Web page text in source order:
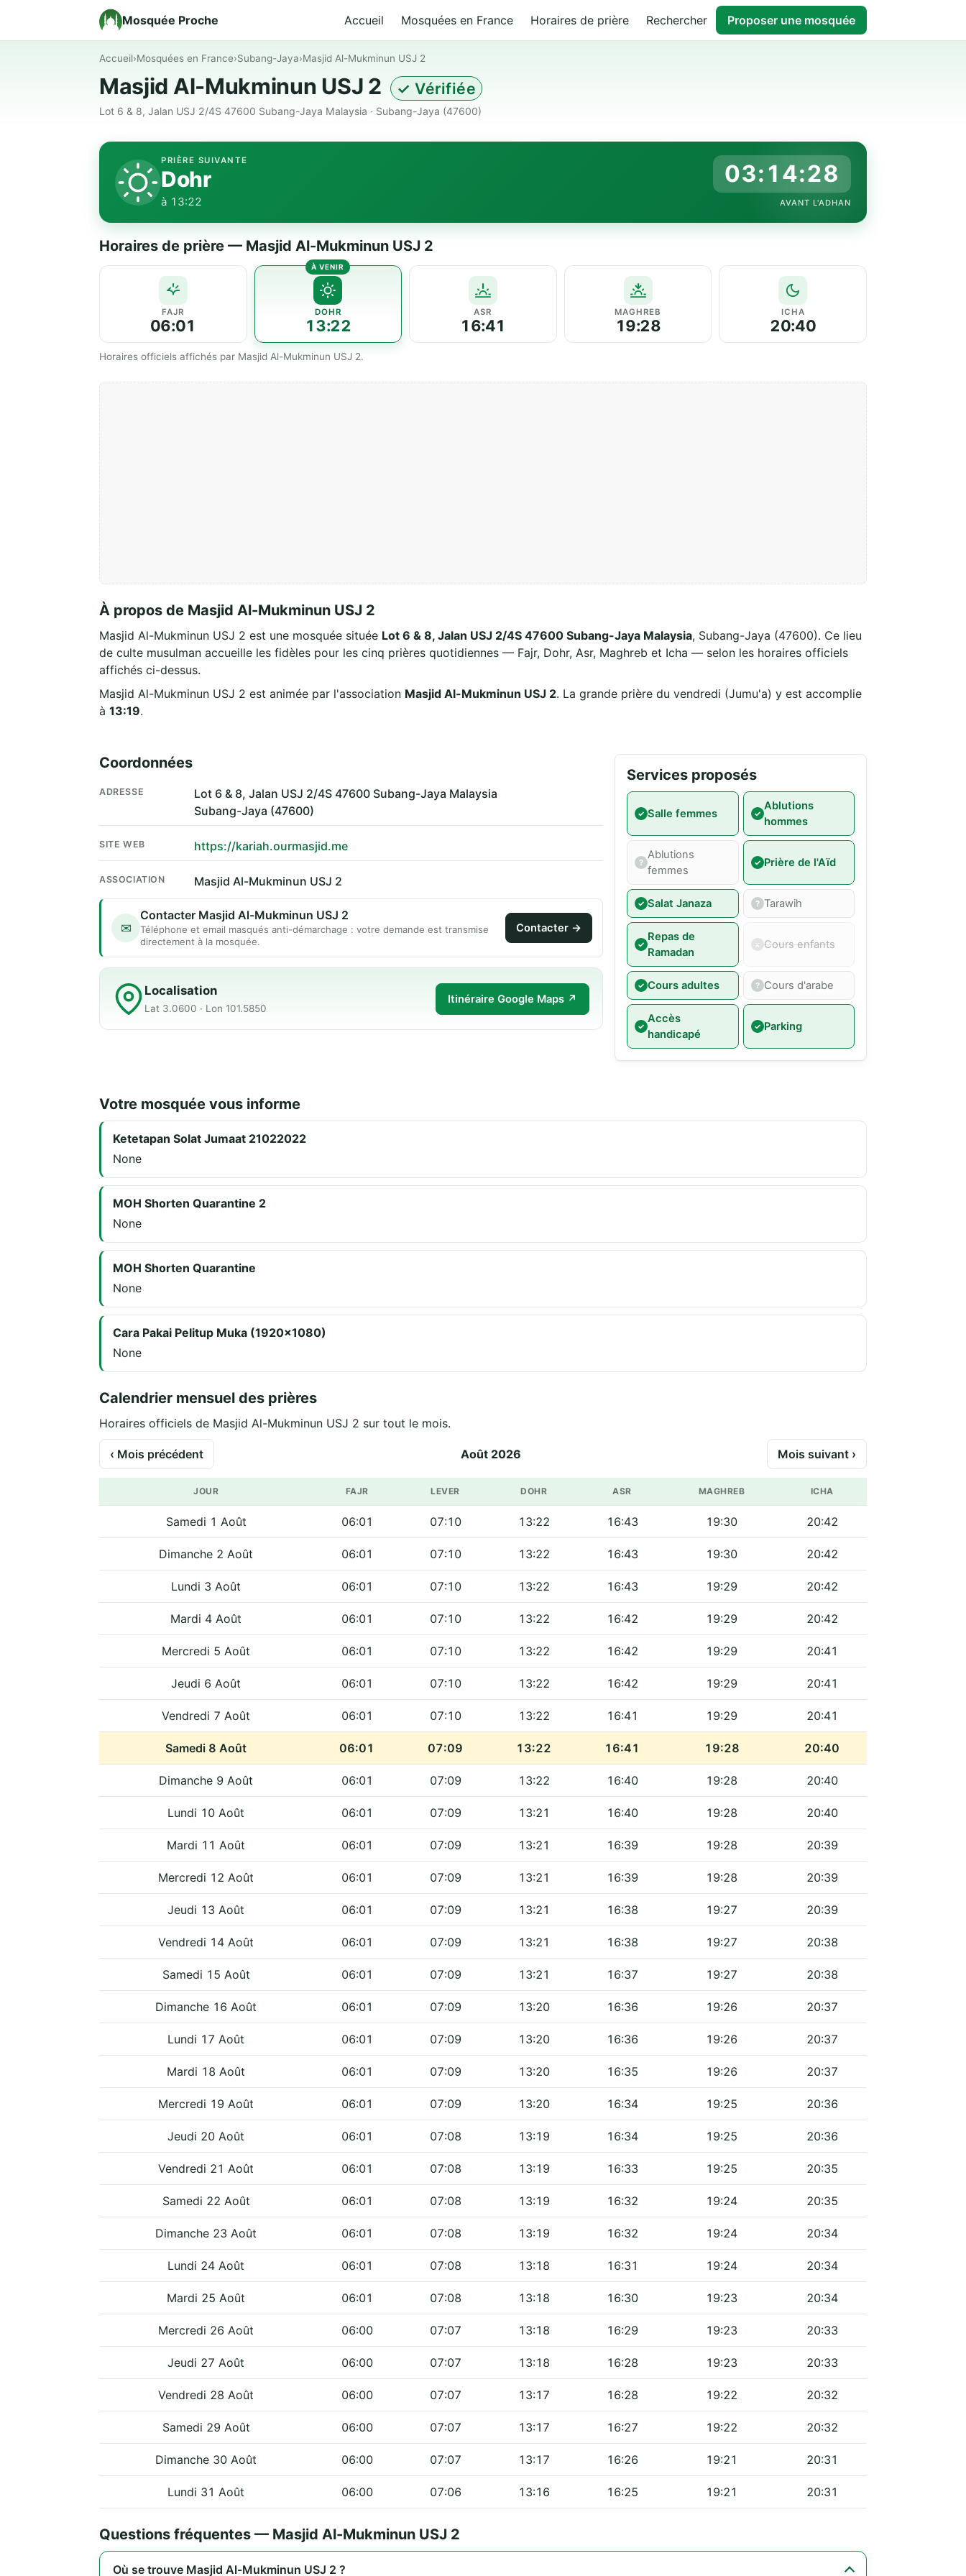
Mosquée Proche Accueil Mosquées en France Horaires de prière Rechercher Proposer une mosquée
Accueil›Mosquées en France›Subang-Jaya›Masjid Al-Mukminun USJ 2
Masjid Al-Mukminun USJ 2 ✓ Vérifiée
Lot 6 & 8, Jalan USJ 2/4S 47600 Subang-Jaya Malaysia · Subang-Jaya (47600)
PRIÈRE SUIVANTE
Dohr
à 13:22
03:14:27
AVANT L'ADHAN
Horaires de prière — Masjid Al-Mukminun USJ 2
FAJR
06:01
DOHR
13:22
ASR
16:41
MAGHREB
19:28
ICHA
20:40
Horaires officiels affichés par Masjid Al-Mukminun USJ 2.
À propos de Masjid Al-Mukminun USJ 2
Masjid Al-Mukminun USJ 2 est une mosquée située Lot 6 & 8, Jalan USJ 2/4S 47600 Subang-Jaya Malaysia, Subang-Jaya (47600). Ce lieu
de culte musulman accueille les fidèles pour les cinq prières quotidiennes — Fajr, Dohr, Asr, Maghreb et Icha — selon les horaires officiels
affichés ci-dessus.
Masjid Al-Mukminun USJ 2 est animée par l'association Masjid Al-Mukminun USJ 2. La grande prière du vendredi (Jumu'a) y est accomplie
à 13:19.
Coordonnées
ADRESSE
Lot 6 & 8, Jalan USJ 2/4S 47600 Subang-Jaya Malaysia
Subang-Jaya (47600)
SITE WEB https://kariah.ourmasjid.me
ASSOCIATION Masjid Al-Mukminun USJ 2
✉
Contacter Masjid Al-Mukminun USJ 2
Téléphone et email masqués anti-démarchage : votre demande est transmise
directement à la mosquée.
Contacter →
Localisation
Lat 3.0600 · Lon 101.5850
Itinéraire Google Maps ↗
Services proposés
Salle femmes
Ablutions
hommes
Ablutions
femmes
Prière de l'Aïd
Salat Janaza Tarawih
Repas de
Ramadan
Cours enfants
Cours adultes Cours d'arabe
Accès
handicapé
Parking
Votre mosquée vous informe
Ketetapan Solat Jumaat 21022022
None
MOH Shorten Quarantine 2
None
MOH Shorten Quarantine
None
Cara Pakai Pelitup Muka (1920x1080)
None
Calendrier mensuel des prières
Horaires officiels de Masjid Al-Mukminun USJ 2 sur tout le mois.
‹ Mois précédent Août 2026 Mois suivant ›
JOUR FAJR LEVER DOHR ASR MAGHREB ICHA
Samedi 1 Août 06:01 07:10 13:22 16:43 19:30 20:42
Dimanche 2 Août 06:01 07:10 13:22 16:43 19:30 20:42
Lundi 3 Août 06:01 07:10 13:22 16:43 19:29 20:42
Mardi 4 Août 06:01 07:10 13:22 16:42 19:29 20:42
Mercredi 5 Août 06:01 07:10 13:22 16:42 19:29 20:41
Jeudi 6 Août 06:01 07:10 13:22 16:42 19:29 20:41
Vendredi 7 Août 06:01 07:10 13:22 16:41 19:29 20:41
Samedi 8 Août 06:01 07:09 13:22 16:41 19:28 20:40
Dimanche 9 Août 06:01 07:09 13:22 16:40 19:28 20:40
Lundi 10 Août 06:01 07:09 13:21 16:40 19:28 20:40
Mardi 11 Août 06:01 07:09 13:21 16:39 19:28 20:39
Mercredi 12 Août 06:01 07:09 13:21 16:39 19:28 20:39
Jeudi 13 Août 06:01 07:09 13:21 16:38 19:27 20:39
Vendredi 14 Août 06:01 07:09 13:21 16:38 19:27 20:38
Samedi 15 Août 06:01 07:09 13:21 16:37 19:27 20:38
Dimanche 16 Août 06:01 07:09 13:20 16:36 19:26 20:37
Lundi 17 Août 06:01 07:09 13:20 16:36 19:26 20:37
Mardi 18 Août 06:01 07:09 13:20 16:35 19:26 20:37
Mercredi 19 Août 06:01 07:09 13:20 16:34 19:25 20:36
Jeudi 20 Août 06:01 07:08 13:19 16:34 19:25 20:36
Vendredi 21 Août 06:01 07:08 13:19 16:33 19:25 20:35
Samedi 22 Août 06:01 07:08 13:19 16:32 19:24 20:35
Dimanche 23 Août 06:01 07:08 13:19 16:32 19:24 20:34
Lundi 24 Août 06:01 07:08 13:18 16:31 19:24 20:34
Mardi 25 Août 06:01 07:08 13:18 16:30 19:23 20:34
Mercredi 26 Août 06:00 07:07 13:18 16:29 19:23 20:33
Jeudi 27 Août 06:00 07:07 13:18 16:28 19:23 20:33
Vendredi 28 Août 06:00 07:07 13:17 16:28 19:22 20:32
Samedi 29 Août 06:00 07:07 13:17 16:27 19:22 20:32
Dimanche 30 Août 06:00 07:07 13:17 16:26 19:21 20:31
Lundi 31 Août 06:00 07:06 13:16 16:25 19:21 20:31
Questions fréquentes — Masjid Al-Mukminun USJ 2
Où se trouve Masjid Al-Mukminun USJ 2 ?